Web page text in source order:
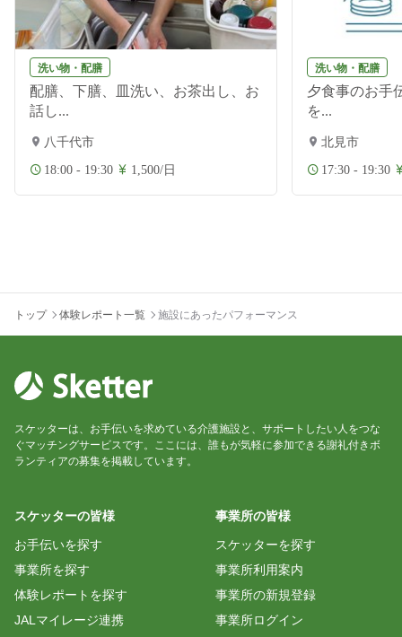
洗い物・配膳
配膳、下膳、皿洗い、お茶出し、お
話し...
八千代市
18:00 - 19:30 1,500/日
洗い物・配膳
夕食事のお手
を...
北見市
17:30 - 19:30
トップ 体験レポート一覧 施設にあったパフォーマンス
スケッターは、お手伝いを求めている介護施設と、サポートしたい人をつな
ぐマッチングサービスです。ここには、誰もが気軽に参加できる謝礼付きボ
ランティアの募集を掲載しています。
スケッターの皆様
お手伝いを探す
事業所を探す
体験レポートを探す
JALマイレージ連携
事業所の皆様
スケッターを探す
事業所利用案内
事業所の新規登録
事業所ログイン